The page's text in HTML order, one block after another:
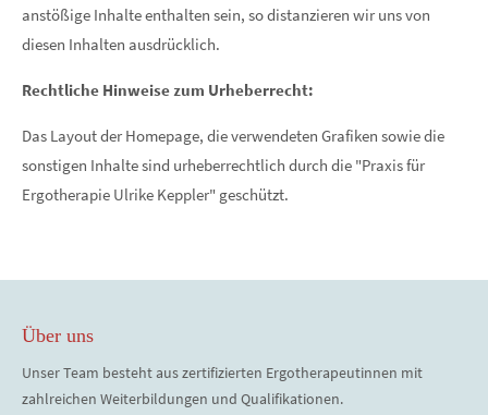
anstößige Inhalte enthalten sein, so distanzieren wir uns von
diesen Inhalten ausdrücklich.
Rechtliche Hinweise zum Urheberrecht:
Das Layout der Homepage, die verwendeten Grafiken sowie die
sonstigen Inhalte sind urheberrechtlich durch die "Praxis für
Ergotherapie Ulrike Keppler" geschützt.
Über uns
Unser Team besteht aus zertifizierten Ergotherapeutinnen mit
zahlreichen Weiterbildungen und Qualifikationen.